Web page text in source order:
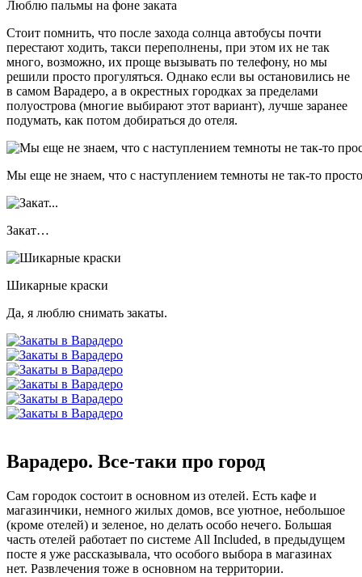
Люблю пальмы на фоне заката
Стоит помнить, что после захода солнца автобусы почти
перестают ходить, такси переполнены, при этом их не так
много, возможно, их проще вызывать по телефону, но мы
решили просто прогуляться. Однако если вы остановились не
в самом Варадеро, а в окрестных городках за пределами
полуострова (многие выбирают этот вариант), лучше заранее
подумать, как потом добираться до отеля.
Мы еще не знаем, что с наступлением темноты не так-то просто
Закат…
Шикарные краски
Да, я люблю снимать закаты.
Варадеро. Все-таки про город
Сам городок состоит в основном из отелей. Есть кафе и
магазинчики, немного жилых домов, все уютное, небольшое
(кроме отелей) и зеленое, но делать особо нечего. Большая
часть отелей работает по системе All Included, в предыдущем
посте я уже рассказывала, что особого выбора в магазинах
нет. Развлечения тоже в основном на территории.